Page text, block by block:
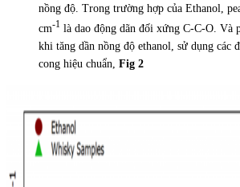
nồng độ. Trong trường hợp của Ethanol,
cm-1 là dao động dãn đối xứng C-C-O. Và
khi tăng dần nồng độ ethanol, sử dụng các
cong hiệu chuẩn, Fig 2